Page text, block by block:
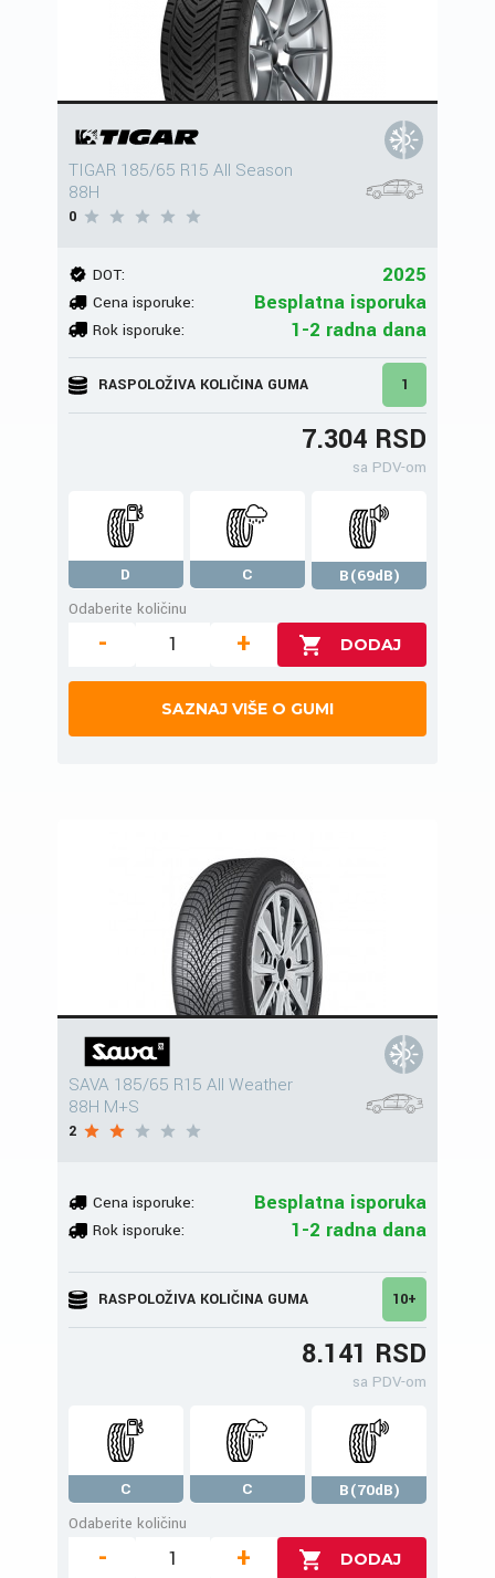
TIGAR 185/65 R15 All Season
88H
0
DOT: 2025
Cena isporuke: Besplatna isporuka
Rok isporuke: 1-2 radna dana
RASPOLOŽIVA KOLIČINA GUMA 1
7.304 RSD
sa PDV-om
D C
B(69dB)
Odaberite količinu
- +
SAZNAJ VIŠE O GUMI
SAVA 185/65 R15 All Weather
88H M+S
2
Cena isporuke: Besplatna isporuka
Rok isporuke: 1-2 radna dana
RASPOLOŽIVA KOLIČINA GUMA 10+
8.141 RSD
sa PDV-om
C C
B(70dB)
Odaberite količinu
- +